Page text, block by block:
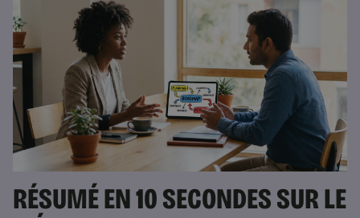
RÉSUMÉ EN 10 SECONDES SUR LE